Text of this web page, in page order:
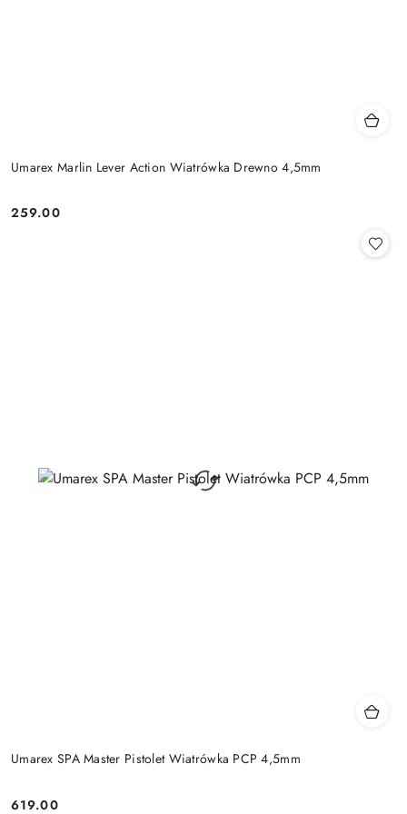
Umarex Marlin Lever Action Wiatrówka Drewno 4,5mm
Cena:
259.00
Umarex SPA Master Pistolet Wiatrówka PCP 4,5mm
619.00